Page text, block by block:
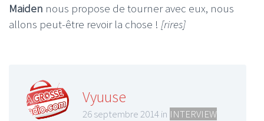
Maiden nous propose de tourner avec eux, nous
allons peut-être revoir la chose ! [rires]
Vyuuse
26 septembre 2014 in INTERVIEW